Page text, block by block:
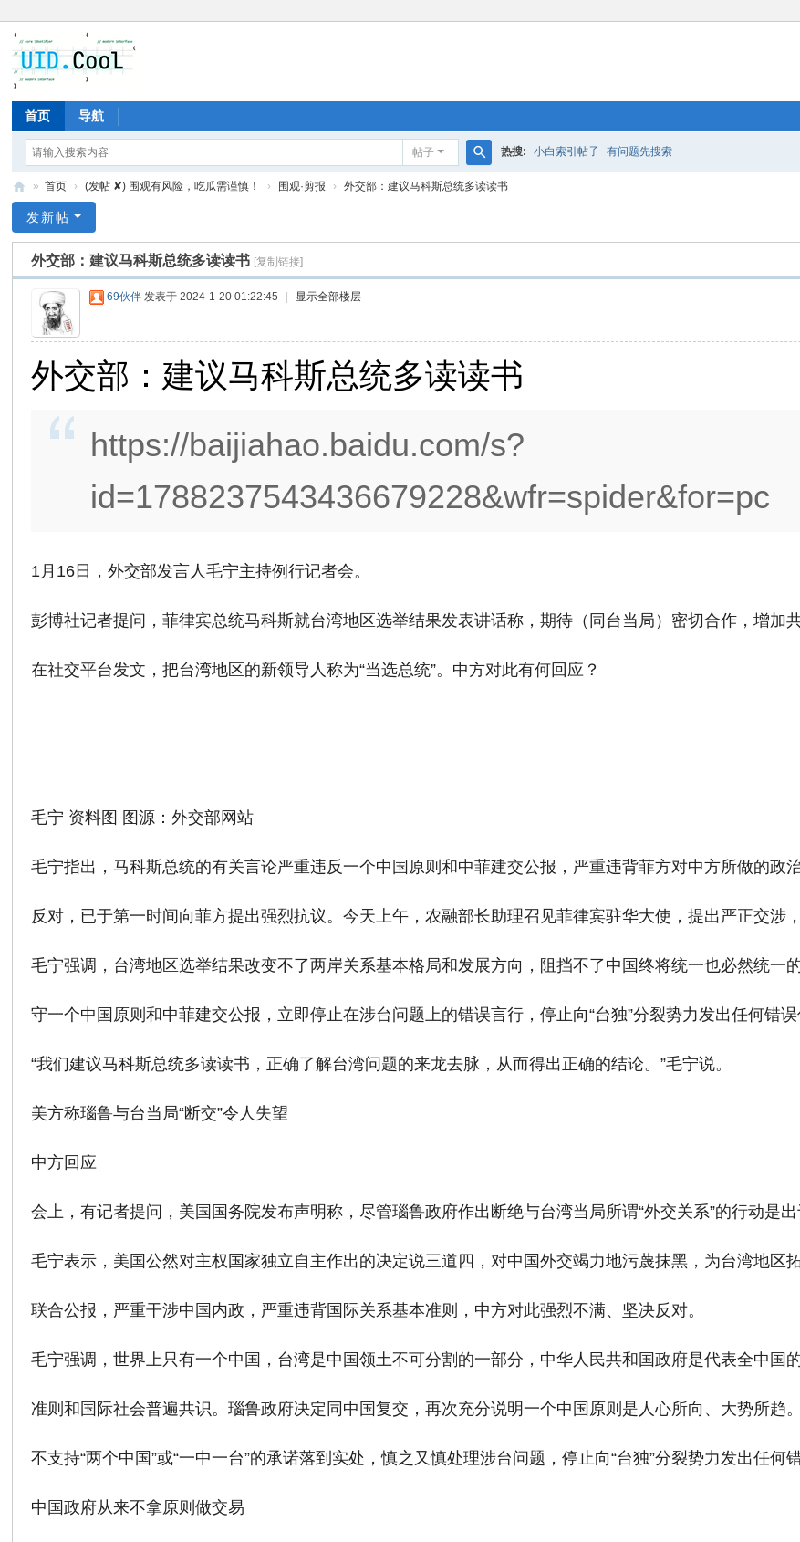
首页 导航
帖子
搜
热搜: 小白索引帖子 有问题先搜索
爱
» 首页 › (发帖 ✘) 围观有风险，吃瓜需谨慎！ › 围观·剪报 › 外交部：建议马科斯总统多读读书
发新帖
外交部：建议马科斯总统多读读书 [复制链接]
69伙伴 发表于 2024-1-20 01:22:45 显示全部楼层
外交部：建议马科斯总统多读读书
https://baijiahao.baidu.com/s?
id=1788237543436679228&wfr=spider&for=pc
1月16日，外交部发言人毛宁主持例行记者会。
彭博社记者提问，菲律宾总统马科斯就台湾地区选举结果发表讲话称，期待（同台当局）密切合作，增加
在社交平台发文，把台湾地区的新领导人称为“当选总统”。中方对此有何回应？
毛宁 资料图 图源：外交部网站
毛宁指出，马科斯总统的有关言论严重违反一个中国原则和中菲建交公报，严重违背菲方对中方所做的政
反对，已于第一时间向菲方提出强烈抗议。今天上午，农融部长助理召见菲律宾驻华大使，提出严正交涉
毛宁强调，台湾地区选举结果改变不了两岸关系基本格局和发展方向，阻挡不了中国终将统一也必然统一
守一个中国原则和中菲建交公报，立即停止在涉台问题上的错误言行，停止向“台独”分裂势力发出任何错误
“我们建议马科斯总统多读读书，正确了解台湾问题的来龙去脉，从而得出正确的结论。”毛宁说。
美方称瑙鲁与台当局“断交”令人失望
中方回应
会上，有记者提问，美国国务院发布声明称，尽管瑙鲁政府作出断绝与台湾当局所谓“外交关系”的行动是
毛宁表示，美国公然对主权国家独立自主作出的决定说三道四，对中国外交竭力地污蔑抹黑，为台湾地区
联合公报，严重干涉中国内政，严重违背国际关系基本准则，中方对此强烈不满、坚决反对。
毛宁强调，世界上只有一个中国，台湾是中国领土不可分割的一部分，中华人民共和国政府是代表全中国
准则和国际社会普遍共识。瑙鲁政府决定同中国复交，再次充分说明一个中国原则是人心所向、大势所趋
不支持“两个中国”或“一中一台”的承诺落到实处，慎之又慎处理涉台问题，停止向“台独”分裂势力发出任何
中国政府从来不拿原则做交易